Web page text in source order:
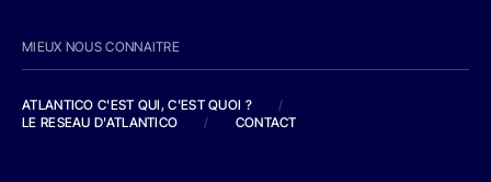
MIEUX NOUS CONNAITRE
ATLANTICO C'EST QUI, C'EST QUOI ?
/
LE RESEAU D'ATLANTICO
/ CONTACT